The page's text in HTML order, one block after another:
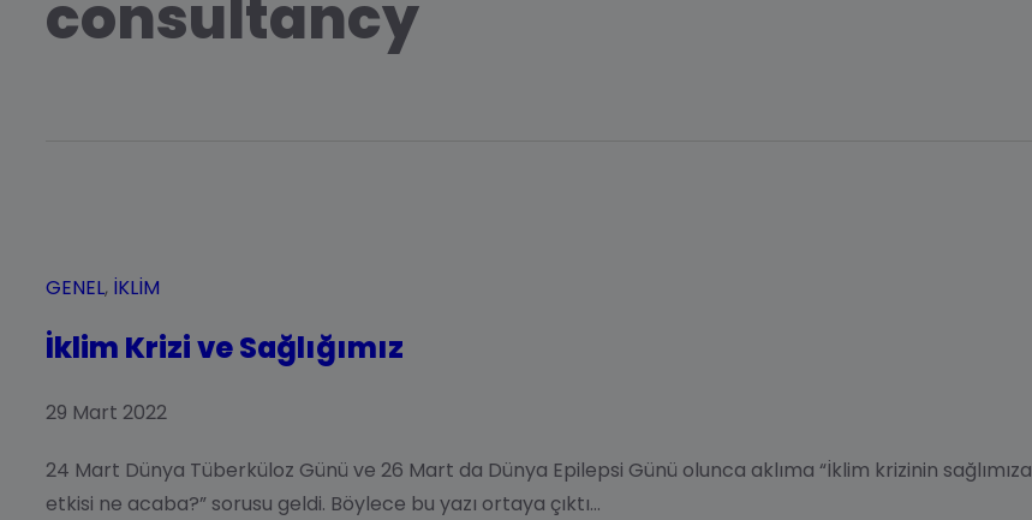
consultancy
GENEL, İKLIM
İklim Krizi ve Sağlığımız
29 Mart 2022
24 Mart Dünya Tüberküloz Günü ve 26 Mart da Dünya Epilepsi Günü olunca aklıma “İklim krizinin sağlımıza
etkisi ne acaba?” sorusu geldi. Böylece bu yazı ortaya çıktı…